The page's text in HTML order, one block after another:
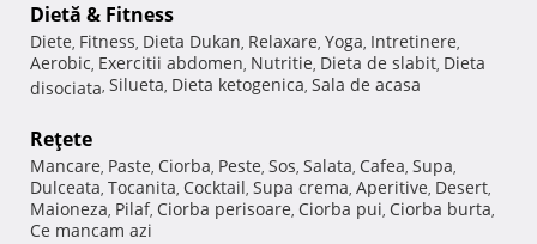
Dietă & Fitness
Diete, Fitness, Dieta Dukan, Relaxare, Yoga, Intretinere,
Aerobic, Exercitii abdomen, Nutritie, Dieta de slabit, Dieta
disociata, Silueta, Dieta ketogenica, Sala de acasa
Reţete
Mancare, Paste, Ciorba, Peste, Sos, Salata, Cafea, Supa,
Dulceata, Tocanita, Cocktail, Supa crema, Aperitive, Desert,
Maioneza, Pilaf, Ciorba perisoare, Ciorba pui, Ciorba burta,
Ce mancam azi